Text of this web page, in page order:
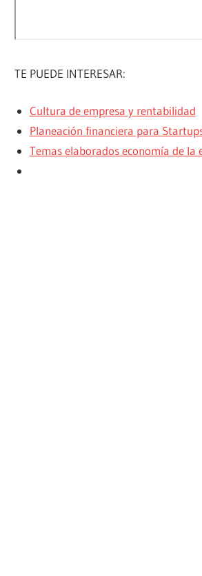
TE PUEDE INTERESAR:
Cultura de empresa y rentabilidad
Planeación financiera para
Temas elaborados economía de la